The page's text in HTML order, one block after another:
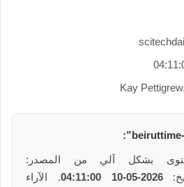
Kay
بشكل آلي من المصدر:
2026-05-10 04:11:00
. الآراء